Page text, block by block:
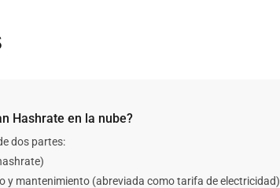
Hashrate en la nube?
dos partes:
y mantenimiento (abreviada como tarifa de electricidad)